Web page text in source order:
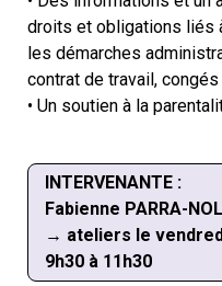
droits et obligations liés
les démarches
contrat de travail, congés
• Un soutien à la
INTERVENANTE :
Fabienne PARRA-
→ ateliers le
9h30 à 11h30